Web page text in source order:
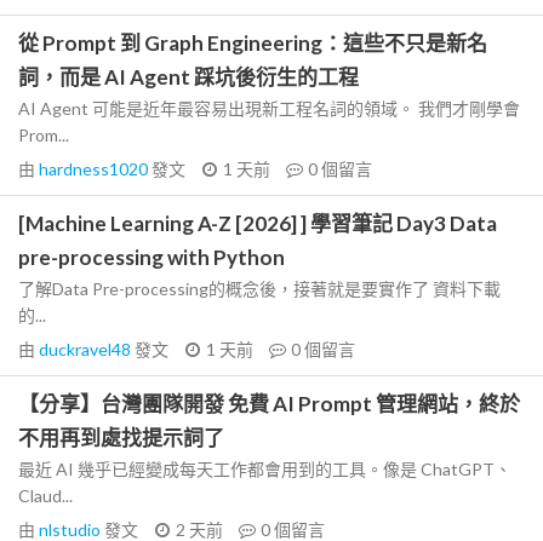
從 Prompt 到 Graph Engineering：這些不只是新名
詞，而是 AI Agent 踩坑後衍生的工程
AI Agent 可能是近年最容易出現新工程名詞的領域。 我們才剛學會
Prom...
由 hardness1020發文 1 天前 0個留言
[Machine Learning A-Z [2026] ] 學習筆記 Day3 Data
pre-processing with Python
了解Data Pre-processing的概念後，接著就是要實作了 資料下載
的...
由 duckravel48 發文 1 天前 0個留言
【分享】台灣團隊開發 免費 AI Prompt 管理網站，終於
不用再到處找提示詞了
最近 AI 幾乎已經變成每天工作都會用到的工具。像是 ChatGPT、
Claud...
由 nlstudio 發文 2 天前 0個留言